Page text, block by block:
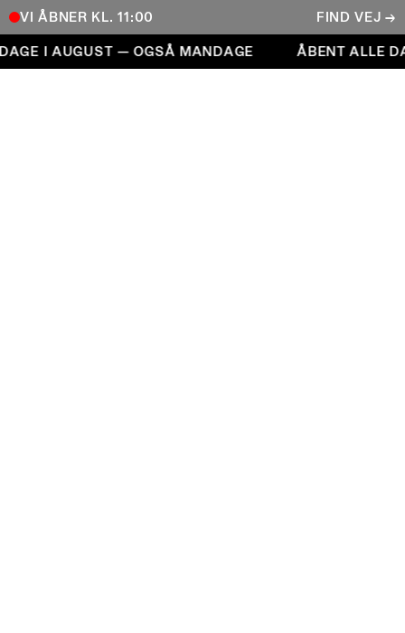
VI ÅBNER KL. 11:00 FIND VEJ →
Åbent alle dage i august — også mandage
I AUGUST — OGSÅ MANDAGE ÅBENT ALLE